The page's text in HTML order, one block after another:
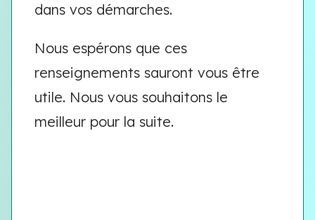
dans vos démarches.
Nous espérons que ces
renseignements sauront vous être
utile. Nous vous souhaitons le
meilleur pour la suite.